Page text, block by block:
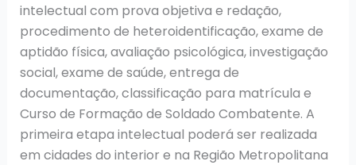
intelectual com prova objetiva e redação,
procedimento de heteroidentificação, exame de
aptidão física, avaliação psicológica, investigação
social, exame de saúde, entrega de
documentação, classificação para matrícula e
Curso de Formação de Soldado Combatente. A
primeira etapa intelectual poderá ser realizada
em cidades do interior e na Região Metropolitana